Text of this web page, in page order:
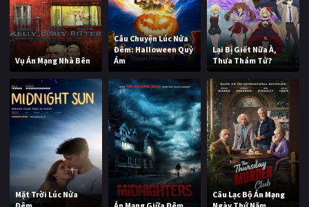
Vụ Án Mạng Nhà Bên
Câu Chuyện Lúc Nửa
Đêm: Halloween Quỷ
Ám
Lại Bị Giết Nữa À,
Thưa Thám Tử?
Mặt Trời Lúc Nửa
Câu Lạc Bộ Án Mạng